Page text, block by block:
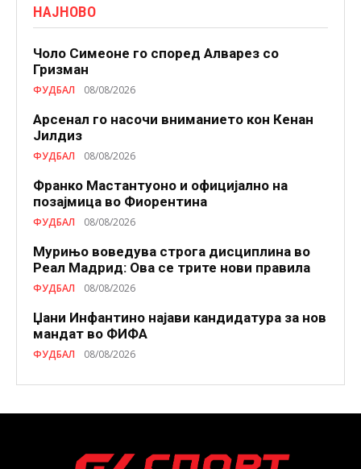
НАЈНОВО
Чоло Симеоне го според Алварез со
Гризман
ФУДБАЛ 08/08/2026
Арсенал го насочи вниманието кон Кенан
Јилдиз
ФУДБАЛ 08/08/2026
Франко Мастантуоно и официјално на
позајмица во Фиорентина
ФУДБАЛ 08/08/2026
Мурињо воведува строга дисциплина во
Реал Мадрид: Ова се трите нови правила
ФУДБАЛ 08/08/2026
Џани Инфантино најави кандидатура за нов
мандат во ФИФА
ФУДБАЛ 08/08/2026